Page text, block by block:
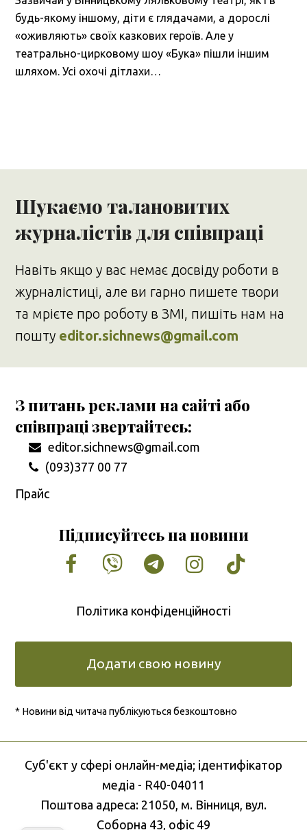
будь-якому іншому, діти є глядачами, а дорослі
«оживляють» своїх казкових героїв. Але у
театрально-цирковому шоу «Бука» пішли іншим
шляхом. Усі охочі дітлахи…
Шукаємо талановитих
журналістів для співпраці
Навіть якщо у вас немає досвіду роботи в
журналістиці, але ви гарно пишете твори
та мрієте про роботу в ЗМІ, пишіть нам на
пошту editor.sichnews@gmail.com
З питань реклами на сайті або
співпраці звертайтесь:
editor.sichnews@gmail.com
(093)377 00 77
Прайс
Підписуйтесь на новини
Facebook
VimeoTumblrInstagram
Tiktok
Політика конфіденційності
Додати свою новину
* Новини від читача публікуються безкоштовно
Cуб'єкт у сфері онлайн-медіа; ідентифікатор
медіа - R40-04011
Поштова адреса: 21050, м. Вінниця, вул.
Соборна 43, офіс 49